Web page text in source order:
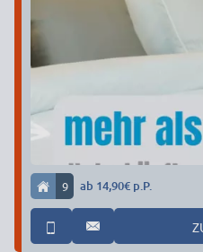
9 ab 14,90€ p.P.